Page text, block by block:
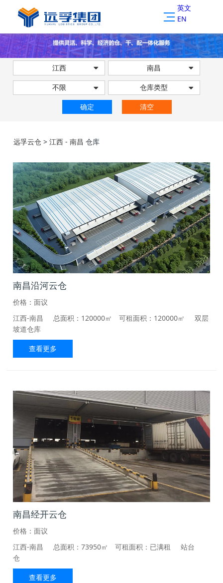
英文
EN
江西 南昌
不限 仓库类型
确定 清空
远孚云仓 >江西 - 南昌 仓库
南昌沿河云仓
价格：面议
江西-南昌
总面积：120000㎡ 可租面积：120000㎡
双层
坡道仓库
查看更多
南昌经开云仓
价格：面议
江西-南昌
总面积：73950㎡ 可租面积：已满租
站台
仓
查看更多